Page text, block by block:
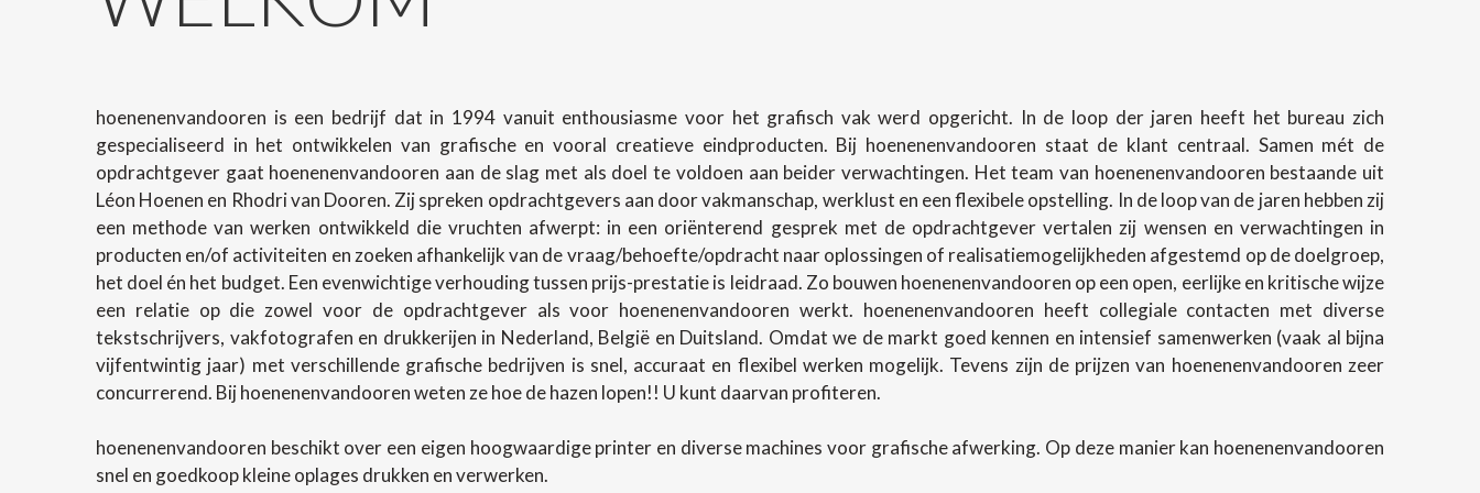
hoenenenvandooren is een bedrijf dat in 1994 vanuit enthousiasme voor het grafisch vak werd opgericht. In de loop der jaren heeft het bureau zich
gespecialiseerd in het ontwikkelen van grafische en vooral creatieve eindproducten. Bij hoenenenvandooren staat de klant centraal. Samen mét de
opdrachtgever gaat hoenenenvandooren aan de slag met als doel te voldoen aan beider verwachtingen. Het team van hoenenenvandooren bestaande uit
Léon Hoenen en Rhodri van Dooren. Zij spreken opdrachtgevers aan door vakmanschap, werklust en een flexibele opstelling. In de loop van de jaren hebben zij
een methode van werken ontwikkeld die vruchten afwerpt: in een oriënterend gesprek met de opdrachtgever vertalen zij wensen en verwachtingen in
producten en/of activiteiten en zoeken afhankelijk van de vraag/behoefte/opdracht naar oplossingen of realisatiemogelijkheden afgestemd op de doelgroep,
het doel én het budget. Een evenwichtige verhouding tussen prijs-prestatie is leidraad. Zo bouwen hoenenenvandooren op een open, eerlijke en kritische wijze
een relatie op die zowel voor de opdrachtgever als voor hoenenenvandooren werkt. hoenenenvandooren heeft collegiale contacten met diverse
tekstschrijvers, vakfotografen en drukkerijen in Nederland, België en Duitsland. Omdat we de markt goed kennen en intensief samenwerken (vaak al bijna
vijfentwintig jaar) met verschillende grafische bedrijven is snel, accuraat en flexibel werken mogelijk. Tevens zijn de prijzen van hoenenenvandooren zeer
concurrerend. Bij hoenenenvandooren weten ze hoe de hazen lopen!! U kunt daarvan profiteren.
hoenenenvandooren beschikt over een eigen hoogwaardige printer en diverse machines voor grafische afwerking. Op deze manier kan hoenenenvandooren
snel en goedkoop kleine oplages drukken en verwerken.